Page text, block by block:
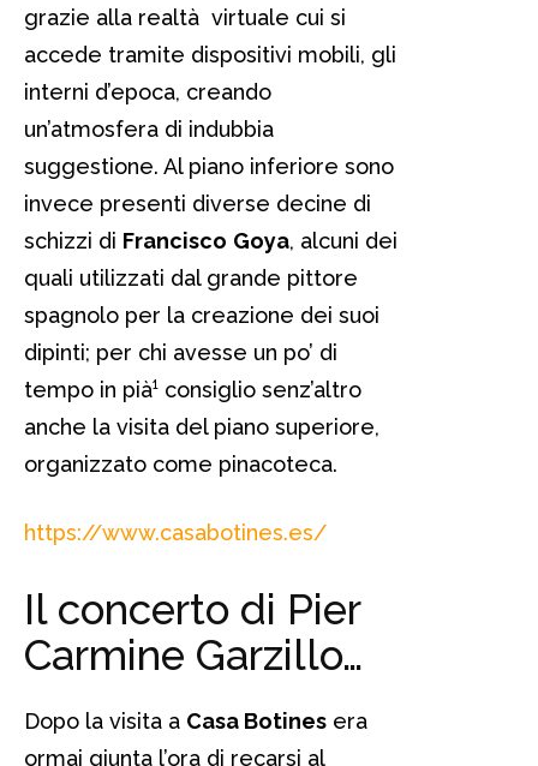
grazie alla realtà virtuale cui si
accede tramite dispositivi mobili, gli
interni d’epoca, creando
un’atmosfera di indubbia
suggestione. Al piano inferiore sono
invece presenti diverse decine di
schizzi di Francisco Goya, alcuni dei
quali utilizzati dal grande pittore
spagnolo per la creazione dei suoi
dipinti; per chi avesse un po’ di
tempo in pià¹ consiglio senz’altro
anche la visita del piano superiore,
organizzato come pinacoteca.
https://www.casabotines.es/
Il concerto di Pier
Carmine Garzillo…
Dopo la visita a Casa Botines era
ormai giunta l’ora di recarsi al